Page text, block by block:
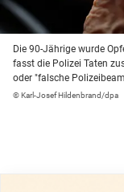
Die 90-Jährige wurde
fasst die Polizei Taten
oder "falsche
© Karl-Josef Hildenbrand/dpa